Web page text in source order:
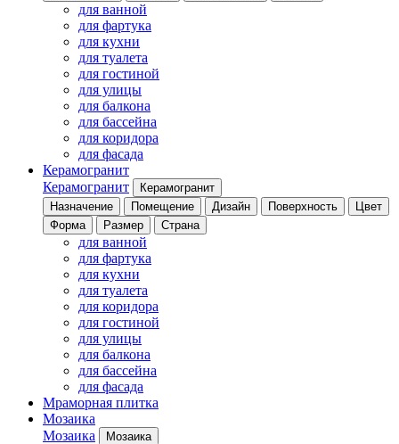
для ванной
для фартука
для кухни
для туалета
для гостиной
для улицы
для балкона
для бассейна
для коридора
для фасада
Керамогранит
Керамогранит
Керамогранит
Назначение
Помещение Дизайн Поверхность
Цвет
Форма
Размер Страна
для ванной
для фартука
для кухни
для туалета
для коридора
для гостиной
для улицы
для балкона
для бассейна
для фасада
Мраморная плитка
Мозаика
Мозаика
Мозаика